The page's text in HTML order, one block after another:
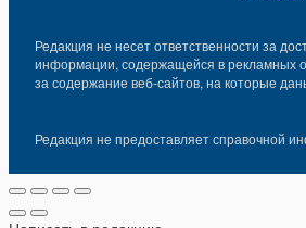
Редакция не несет ответственности за
информации, содержащейся в рекламных
за содержание веб-сайтов, на которые
Редакция не предоставляет справочной